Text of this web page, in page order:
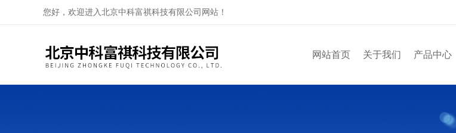
您好，欢迎进入北京中科富祺科技有限公司网站！
网站首页 关于我们 产品中心